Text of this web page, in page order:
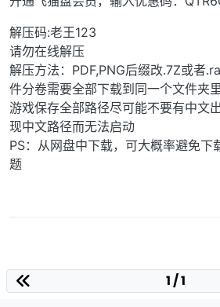
解压码:老王123
请勿在线解压
解压方法：PDF,PNG后缀改.7Z或者
件分卷需要全部下载到同一个文件夹
游戏保存全部路径尽可能不要有中文
现中文路径而无法启动
PS：从网盘中下载，可大概率避免下
题
1 / 1